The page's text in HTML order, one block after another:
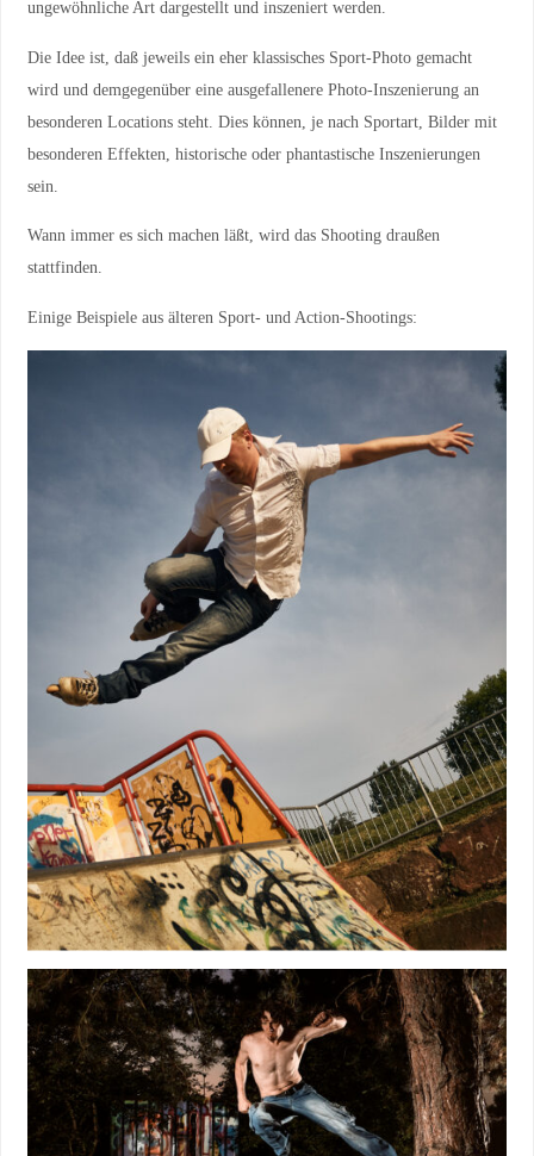
ungewöhnliche Art dargestellt und inszeniert werden.
Die Idee ist, daß jeweils ein eher klassisches Sport-Photo gemacht
wird und demgegenüber eine ausgefallenere Photo-Inszenierung an
besonderen Locations steht. Dies können, je nach Sportart, Bilder mit
besonderen Effekten, historische oder phantastische Inszenierungen
sein.
Wann immer es sich machen läßt, wird das Shooting draußen
stattfinden.
Einige Beispiele aus älteren Sport- und Action-Shootings: